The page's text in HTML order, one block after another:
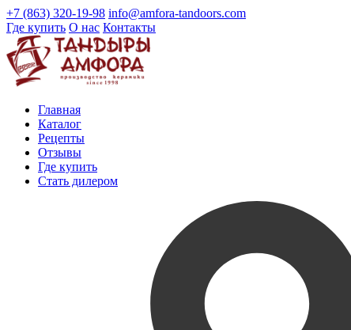
+7 (863) 320-19-98 info@amfora-tandoors.com
Где купить О нас Контакты
Главная
Каталог
Рецепты
Отзывы
Где купить
Стать дилером